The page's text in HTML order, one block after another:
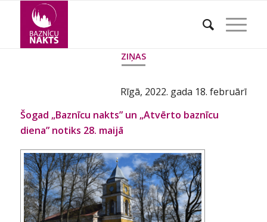
ZIŅAS
Rīgā, 2022. gada 18. februārī
Šogad „Baznīcu nakts” un „Atvērto baznīcu
diena” notiks 28. maijā